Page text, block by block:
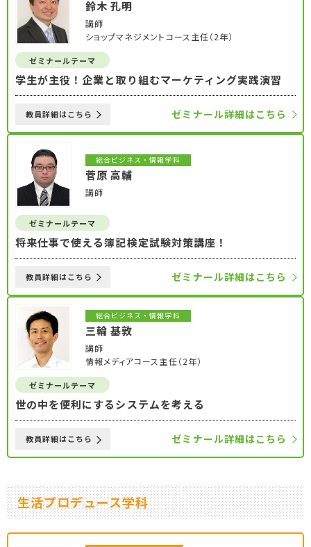
鈴木 孔明
講師
ショップマネジメントコース主任（2年）
ゼミナールテーマ
学生が主役！企業と取り組むマーケティング実践演習
ゼミナール詳細はこちら
教員詳細はこちら
総合ビジネス・情報学科
菅原 高輔
講師
ゼミナールテーマ
将来仕事で使える簿記検定試験対策講座！
ゼミナール詳細はこちら
教員詳細はこちら
総合ビジネス・情報学科
三輪 基敦
講師
情報メディアコース主任（2年）
ゼミナールテーマ
世の中を便利にするシステムを考える
ゼミナール詳細はこちら
教員詳細はこちら
生活プロデュース学科